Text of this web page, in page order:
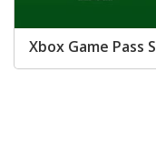
Xbox Game Pass